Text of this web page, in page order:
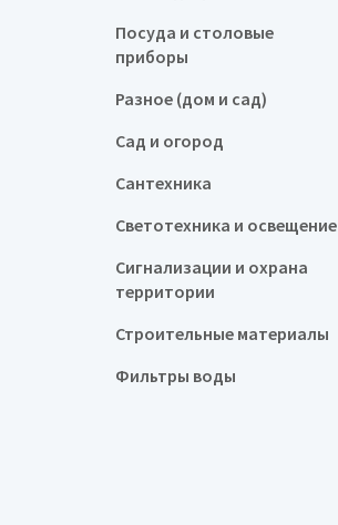
Посуда и столовые
приборы
Разное (дом и сад)
Сад и огород
Сантехника
Светотехника и освещение
Сигнализации и охрана
территории
Строительные материалы
Фильтры воды